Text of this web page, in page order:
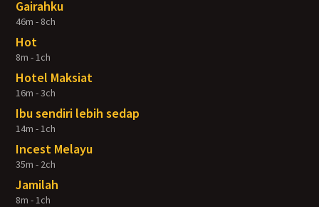
Gairahku
46m - 8ch
Hot
8m - 1ch
Hotel Maksiat
16m - 3ch
Ibu sendiri lebih sedap
14m - 1ch
Incest Melayu
35m - 2ch
Jamilah
8m - 1ch